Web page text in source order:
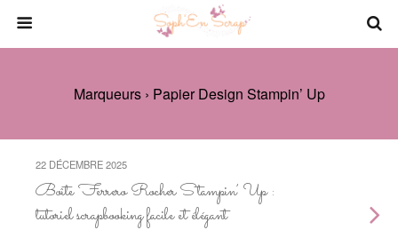
Marqueurs › Papier Design Stampin’ Up
22 DÉCEMBRE 2025
Boîte Ferrero Rocher Stampin’ Up :
tutoriel scrapbooking facile et élégant